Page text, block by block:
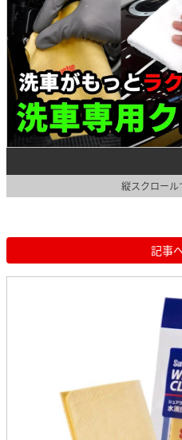
縦スクロー
記事